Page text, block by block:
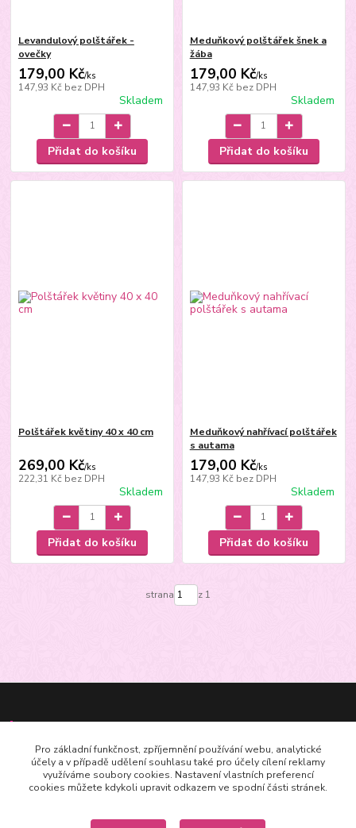
Levandulový polštářek -
ovečky
179,00 Kč/ks
147,93 Kč bez DPH
Skladem
Přidat do košíku
Meduňkový polštářek šnek a
žába
179,00 Kč/ks
147,93 Kč bez DPH
Skladem
Přidat do košíku
Polštářek květiny 40 x 40 cm
269,00 Kč/ks
222,31 Kč bez DPH
Skladem
Přidat do košíku
Meduňkový nahřívací polštářek
s autama
179,00 Kč/ks
147,93 Kč bez DPH
Skladem
Přidat do košíku
strana z 1
+420602625665
Pro základní funkčnost, zpříjemnění používání webu, analytické
účely a v případě udělení souhlasu také pro účely cílení reklamy
využíváme soubory cookies. Nastavení vlastních preferencí
cookies můžete kdykoli upravit odkazem ve spodní části stránek.